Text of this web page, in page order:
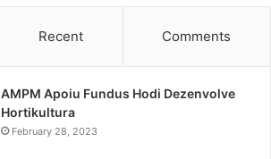
Recent Comments
AMPM Apoiu Fundus Hodi Dezenvolve
Hortikultura
February 28, 2023